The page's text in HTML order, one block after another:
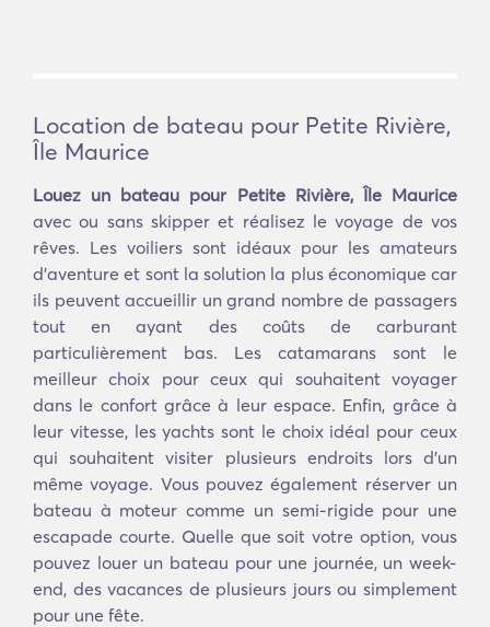
Location de bateau pour Petite Rivière,
Île Maurice
Louez un bateau pour Petite Rivière, Île Maurice
avec ou sans skipper et réalisez le voyage de vos
rêves. Les voiliers sont idéaux pour les amateurs
d'aventure et sont la solution la plus économique car
ils peuvent accueillir un grand nombre de passagers
tout en ayant des coûts de carburant
particulièrement bas. Les catamarans sont le
meilleur choix pour ceux qui souhaitent voyager
dans le confort grâce à leur espace. Enfin, grâce à
leur vitesse, les yachts sont le choix idéal pour ceux
qui souhaitent visiter plusieurs endroits lors d'un
même voyage. Vous pouvez également réserver un
bateau à moteur comme un semi-rigide pour une
escapade courte. Quelle que soit votre option, vous
pouvez louer un bateau pour une journée, un week-
end, des vacances de plusieurs jours ou simplement
pour une fête.